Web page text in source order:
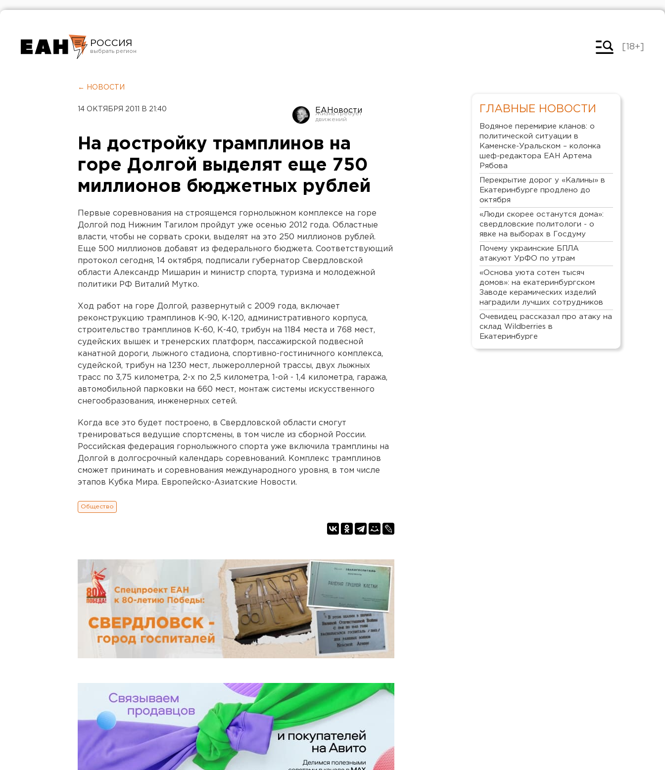
РОССИЯ
Челябинск
[18+]
← НОВОСТИ
14 ОКТЯБРЯ 2011 В 21:40 ЕАНовости
На достройку трамплинов на
горе Долгой выделят еще 750
миллионов бюджетных рублей
Первые соревнования на строящемся горнолыжном комплексе на горе
Долгой под Нижним Тагилом пройдут уже осенью 2012 года. Областные
власти, чтобы не сорвать сроки, выделят на это 250 миллионов рублей.
Еще 500 миллионов добавят из федерального бюджета. Соответствующий
протокол сегодня, 14 октября, подписали губернатор Свердловской
области Александр Мишарин и министр спорта, туризма и молодежной
политики РФ Виталий Мутко.
Ход работ на горе Долгой, развернутый с 2009 года, включает
реконструкцию трамплинов К-90, К-120, административного корпуса,
строительство трамплинов К-60, К-40, трибун на 1184 места и 768 мест,
судейских вышек и тренерских платформ, пассажирской подвесной
канатной дороги, лыжного стадиона, спортивно-гостиничного комплекса,
судейской, трибун на 1230 мест, лыжероллерной трассы, двух лыжных
трасс по 3,75 километра, 2-х по 2,5 километра, 1-ой - 1,4 километра, гаража,
автомобильной парковки на 660 мест, монтаж системы искусственного
снегообразования, инженерных сетей.
Когда все это будет построено, в Свердловской области смогут
тренироваться ведущие спортсмены, в том числе из сборной России.
Российская федерация горнолыжного спорта уже включила трамплины на
Долгой в долгосрочный календарь соревнований. Комплекс трамплинов
сможет принимать и соревнования международного уровня, в том числе
этапов Кубка Мира. Европейско-Азиатские Новости.
Общество
ГЛАВНЫЕ НОВОСТИ
Водяное перемирие кланов: о
политической ситуации в
Каменске-Уральском – колонка
шеф-редактора ЕАН Артема
Рябова
Перекрытие дорог у «Калины» в
Екатеринбурге продлено до
октября
«Люди скорее останутся дома»:
свердловские политологи - о
явке на выборах в Госдуму
Почему украинские БПЛА
атакуют УрФО по утрам
«Основа уюта сотен тысяч
домов»: на екатеринбургском
Заводе керамических изделий
наградили лучших сотрудников
Очевидец рассказал про атаку на
склад Wildberries в
Екатеринбурге